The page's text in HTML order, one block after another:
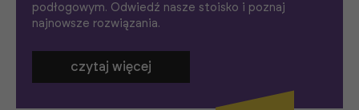
podłogowym. Odwiedź nasze stoisko i poznaj
najnowsze rozwiązania.
czytaj więcej